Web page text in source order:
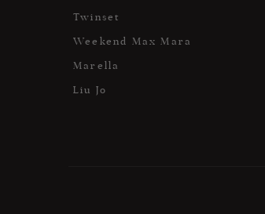
Twinset
Weekend Max Mara
Marella
Liu Jo